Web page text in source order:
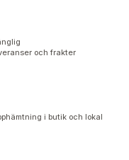
och frakter
i butik och lokal